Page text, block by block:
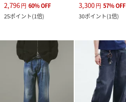
2,796円 60%OFF
25ポイント(1倍)
3,300円 57%OFF
30ポイント(1倍)